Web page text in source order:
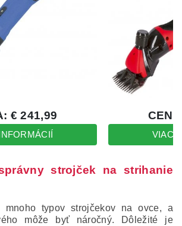
strojček na strihanie
mnoho typov strojčekov na ovce, a
môže byť náročný. Dôležité je